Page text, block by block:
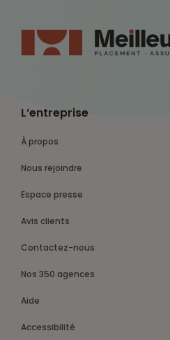
L’entreprise
À propos
Nous rejoindre
Espace presse
Avis clients
Contactez-nous
Nos 350 agences
Aide
Accessibilité